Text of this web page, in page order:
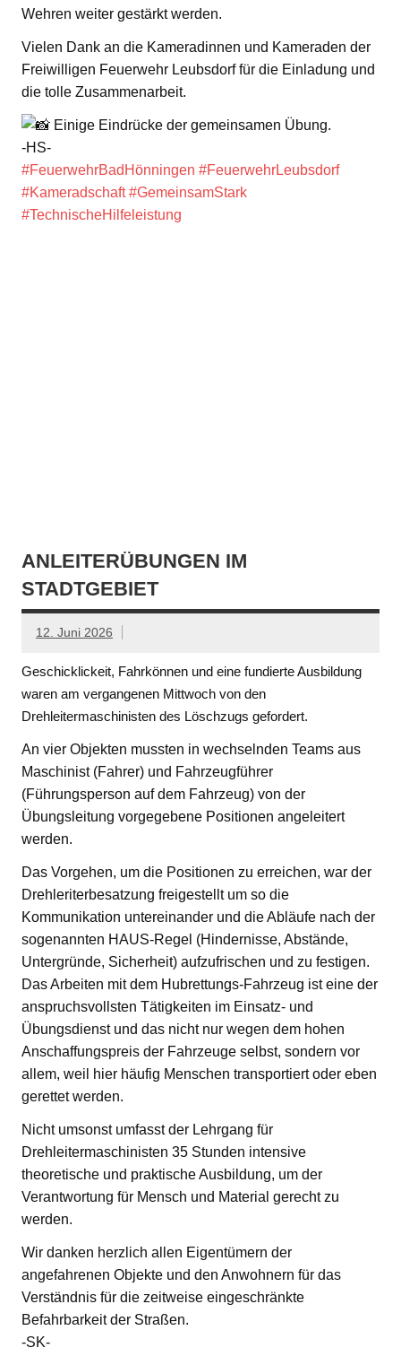
Wehren weiter gestärkt werden.
Vielen Dank an die Kameradinnen und Kameraden der
Freiwilligen Feuerwehr Leubsdorf für die Einladung und
die tolle Zusammenarbeit.
Einige Eindrücke der gemeinsamen Übung.
-HS-
#FeuerwehrBadHönningen #FeuerwehrLeubsdorf
#Kameradschaft #GemeinsamStark
#TechnischeHilfeleistung
ANLEITERÜBUNGEN IM
STADTGEBIET
12. Juni 2026
Geschicklickeit, Fahrkönnen und eine fundierte Ausbildung
waren am vergangenen Mittwoch von den
Drehleitermaschinisten des Löschzugs gefordert.
An vier Objekten mussten in wechselnden Teams aus
Maschinist (Fahrer) und Fahrzeugführer
(Führungsperson auf dem Fahrzeug) von der
Übungsleitung vorgegebene Positionen angeleitert
werden.
Das Vorgehen, um die Positionen zu erreichen, war der
Drehleriterbesatzung freigestellt um so die
Kommunikation untereinander und die Abläufe nach der
sogenannten HAUS-Regel (Hindernisse, Abstände,
Untergründe, Sicherheit) aufzufrischen und zu festigen.
Das Arbeiten mit dem Hubrettungs-Fahrzeug ist eine der
anspruchsvollsten Tätigkeiten im Einsatz- und
Übungsdienst und das nicht nur wegen dem hohen
Anschaffungspreis der Fahrzeuge selbst, sondern vor
allem, weil hier häufig Menschen transportiert oder eben
gerettet werden.
Nicht umsonst umfasst der Lehrgang für
Drehleitermaschinisten 35 Stunden intensive
theoretische und praktische Ausbildung, um der
Verantwortung für Mensch und Material gerecht zu
werden.
Wir danken herzlich allen Eigentümern der
angefahrenen Objekte und den Anwohnern für das
Verständnis für die zeitweise eingeschränkte
Befahrbarkeit der Straßen.
-SK-